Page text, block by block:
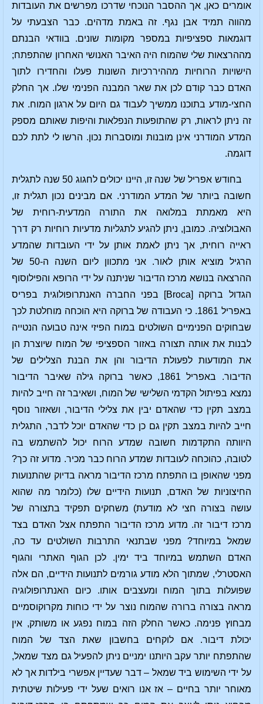
אומרים כאן, אך ההסבר הנוכחי שדרכו מפרשים את העובדות
מהווה תמיד אבן נגף. זה באמת מדהים. כבר הצבעתי על
דוגמאות ספציפיות במספר מקומות שונים. בוודאי הבנתם
מההרצאות שלי שהמוח היה האיבר האנושי האחרון שהתפתח;
הישויות הרוחיות מההיררכיות השונות פעלו והחדירו לתוך
האדם כבר קודם לכן את שאר המבנה הפנימי שלו. אך החלק
החצי-מודע בתוכנו ממשיך לעבוד גם היום על ארגון המוח. את
זה ניתן לראות, רק שהתופעות הנפלאות והיפות שאותם מספק
המדע המודרני אינן מובנות ומוסברות נכון. הרשו לי לתת לכם
דוגמה.
בחודש אפריל של שנה זו, היינו יכולים לחגוג 50 שנה לתגלית
חשובה ביותר של המדע המודרני. אם מבינים נכון תגלית זו,
היא מאמתת במלואה את התורה המדעית-רוחית של
האבולוציה. כמובן, ניתן להגיע לתגליות מדעיות רוחיות רק דרך
ראייה רוחית, אך ניתן לאמת אותן על ידי העובדות שהמדע
הרגיל מוציא אותן לאור. אני מתכוון ליום השנה ה-50 של
ההרצאה בנושא מרכז הדיבור שניתנה על ידי הרופא והפילוסוף
הגדול ברוקה [Broca] בפני החברה האנתרופולוגית בפריס
באפריל 1861. כי העבודה של ברוקה היא הוכחה מוחלטת לכך
שבחוקים הפנימיים השולטים במוח הפיזי אינה טבועה הנטייה
לבנות את אותה תצורה באזור הספציפי של המוח שיוצרת הן
את המודעות לפעולת הדיבור והן את הבנת הצלילים של
הדיבור. באפריל 1861, כאשר ברוקה גילה שאיבר הדיבור
נמצא בפיתול הקדמי השלישי של המוח, ושאיבר זה חייב להיות
במצב תקין כדי שהאדם יבין את צלילי הדיבור, ושאזור נוסף
חייב להיות במצב תקין גם כן כדי שהאדם יוכל לדבר, התגלית
היוותה התקדמות חשובה שמדע הרוח יכול להשתמש בה
לטובה, כהוכחה לעובדות שמדע הרוח כבר מכיר. מדוע זה כך?
מפני שהאופן בו התפתח מרכז הדיבור מראה בדיוק שהתנועות
החיצוניות של האדם, תנועות הידיים שלו (כלומר מה שהוא
עושה בצורה חצי לא מודעת) משחקים תפקיד בתצורה של
מרכז דיבור זה. מדוע מרכז הדיבור התפתח אצל האדם בצד
שמאל במיוחד? מפני שבתנאי התרבות השולטים עד כה,
האדם השתמש במיוחד ביד ימין. לכן הגוף האתרי והגוף
האסטרלי, שמתוך הלא מודע גורמים לתנועות הידיים, הם אלה
שפועלות בתוך המוח ומעצבים אותו. כיום האנתרופולוגיה
מראה בצורה ברורה שהמוח נוצר על ידי כוחות מקרוקוסמיים
מבחוץ פנימה. כאשר החלק הזה במוח נפגע או משותק, אין
יכולת דיבור. אם לוקחים בחשבון שאת הצד של המוח
שהתפתח יותר עקב היותנו ימניים ניתן להפעיל גם מצד שמאל,
על ידי השימוש ביד שמאל – דבר שעדיין אפשרי בילדות אך לא
מאוחר יותר בחיים – אז אנו רואים שעל ידי פעילות שיטתית